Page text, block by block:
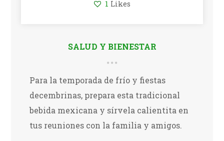
1 Likes
SALUD Y BIENESTAR
Para la temporada de frío y fiestas
decembrinas, prepara esta tradicional
bebida mexicana y sírvela calientita en
tus reuniones con la familia y amigos.